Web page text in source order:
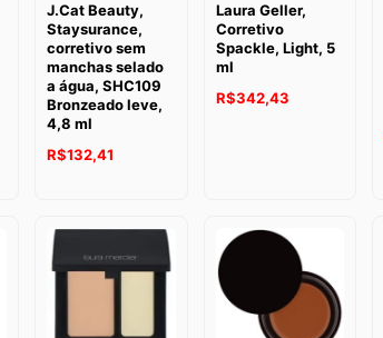
J.Cat Beauty,
Staysurance,
corretivo sem
manchas selado
a água, SHC109
Bronzeado leve,
4,8 ml
R$132,41
Laura Geller,
Corretivo
Spackle, Light, 5
ml
R$342,43